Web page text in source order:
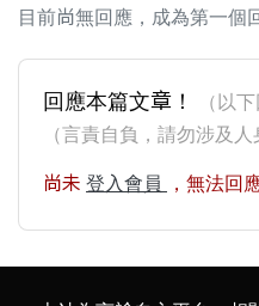
目前尚無回應，成為第一個
回應本篇文章！
（以
（言責自負，請勿涉及
尚未 登入會員 ，無法回